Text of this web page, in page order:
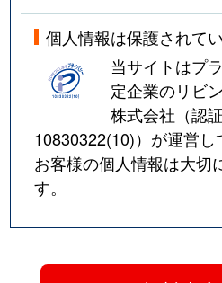
個人情報は保護されて
当サイトはプ
定企業のリビ
株式会社（認
10830322(10)）が運営し
お客様の個人情報は大切
す。